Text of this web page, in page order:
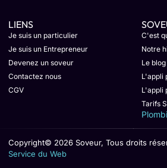
LIENS
Je suis un particulier
Je suis un Entrepreneur
Devenez un soveur
Contactez nous
CGV
C'est
Notre
Le blog
L'appli
L'appli
Tarifs
Copyright© 2026 Soveur, Tous droits
Service du Web